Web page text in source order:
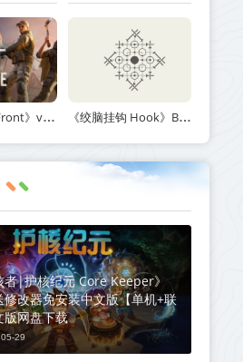
《前线 The Front》v1.5.7丨中文版网盘下载 《绞脑挂钩 Hook》Build.21678887-免安装中文版丨中文版网盘下载
者|护核纪元 Core Keeper》
改器免安装中文版【单机+联
版网盘下载
05-29